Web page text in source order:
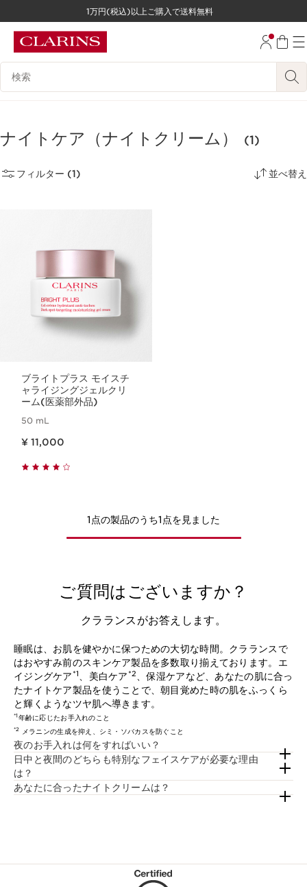
コンテンツへ移動
1万円(税込)以上ご購入で送料無料
検索候補
ナイトケア（ナイトクリーム） (1)
フィルター (1) 並べ替え
ブライトプラス モイスチ
ャライジングジェルクリ
ーム(医薬部外品)
50 mL
¥ 11,000
1点の製品のうち1点を見ました
ご質問はございますか？
クラランスがお答えします。
睡眠は、お肌を健やかに保つための大切な時間。クラランスで
はおやすみ前のスキンケア製品を多数取り揃えております。エ
イジングケア *1 、美白ケア *2
、保湿ケアなど、あなたの肌に合っ
たナイトケア製品を使うことで、朝目覚めた時の肌をふっくら
と輝くようなツヤ肌へ導きます。
*1 年齢に応じたお手入れのこと
*2 メラニンの生成を抑え、シミ・ソバカスを防ぐこと
夜のお手入れは何をすればいい？
日中と夜間のどちらも特別なフェイスケアが必要な理由
は？
あなたに合ったナイトクリームは？